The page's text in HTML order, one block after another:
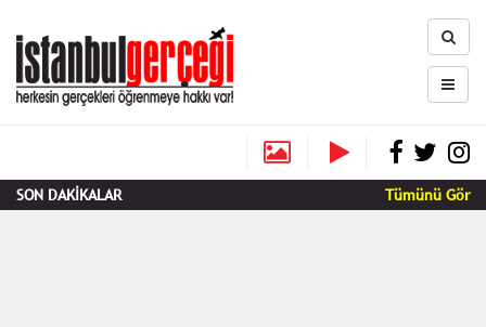
SON DAKİKALAR Tümünü Gör